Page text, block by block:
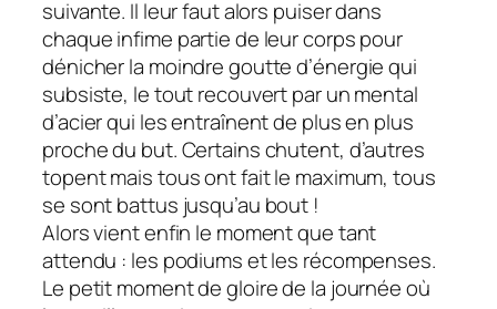
suivante. Il leur faut alors puiser dans
chaque infime partie de leur corps pour
dénicher la moindre goutte d’énergie qui
subsiste, le tout recouvert par un mental
d’acier qui les entraînent de plus en plus
proche du but. Certains chutent, d’autres
topent mais tous ont fait le maximum, tous
se sont battus jusqu’au bout !
Alors vient enfin le moment que tant
attendu : les podiums et les récompenses.
Le petit moment de gloire de la journée où